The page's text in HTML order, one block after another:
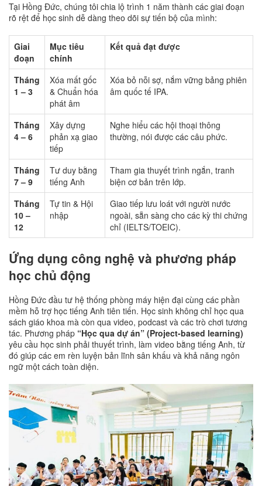
Tại Hồng Đức, chúng tôi chia lộ trình 1 năm thành các giai đoạn
rõ rệt để học sinh dễ dàng theo dõi sự tiến bộ của mình:
Giai
đoạn
Mục tiêu
chính
Kết quả đạt được
Tháng
1 – 3
Xóa mất gốc
& Chuẩn hóa
phát âm
Xóa bỏ nỗi sợ, nắm vững bảng phiên
âm quốc tế IPA.
Tháng
4 – 6
Xây dựng
phản xạ giao
tiếp
Nghe hiểu các hội thoại thông
thường, nói được các câu phức.
Tháng
7 – 9
Tư duy bằng
tiếng Anh
Tham gia thuyết trình ngắn, tranh
biện cơ bản trên lớp.
Tháng
10 –
12
Tự tin & Hội
nhập
Giao tiếp lưu loát với người nước
ngoài, sẵn sàng cho các kỳ thi chứng
chỉ (IELTS/TOEIC).
Ứng dụng công nghệ và phương pháp
học chủ động
Hồng Đức đầu tư hệ thống phòng máy hiện đại cùng các phần
mềm hỗ trợ học tiếng Anh tiên tiến. Học sinh không chỉ học qua
sách giáo khoa mà còn qua video, podcast và các trò chơi tương
tác. Phương pháp “Học qua dự án” (Project-based learning)
yêu cầu học sinh phải thuyết trình, làm video bằng tiếng Anh, từ
đó giúp các em rèn luyện bản lĩnh sân khấu và khả năng ngôn
ngữ một cách toàn diện.